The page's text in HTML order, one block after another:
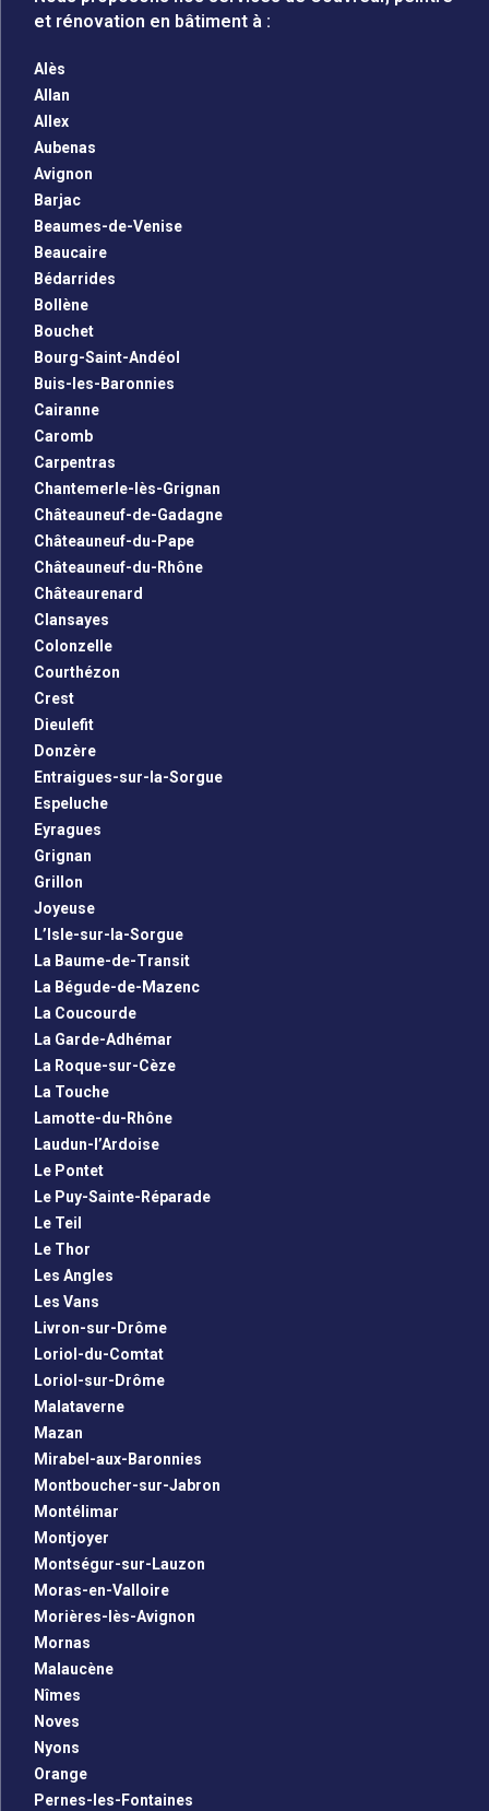
et rénovation en bâtiment à :
Alès
Allan
Allex
Aubenas
Avignon
Barjac
Beaumes-de-Venise
Beaucaire
Bédarrides
Bollène
Bouchet
Bourg-Saint-Andéol
Buis-les-Baronnies
Cairanne
Caromb
Carpentras
Chantemerle-lès-Grignan
Châteauneuf-de-Gadagne
Châteauneuf-du-Pape
Châteauneuf-du-Rhône
Châteaurenard
Clansayes
Colonzelle
Courthézon
Crest
Dieulefit
Donzère
Entraigues-sur-la-Sorgue
Espeluche
Eyragues
Grignan
Grillon
Joyeuse
L’Isle-sur-la-Sorgue
La Baume-de-Transit
La Bégude-de-Mazenc
La Coucourde
La Garde-Adhémar
La Roque-sur-Cèze
La Touche
Lamotte-du-Rhône
Laudun-l’Ardoise
Le Pontet
Le Puy-Sainte-Réparade
Le Teil
Le Thor
Les Angles
Les Vans
Livron-sur-Drôme
Loriol-du-Comtat
Loriol-sur-Drôme
Malataverne
Mazan
Mirabel-aux-Baronnies
Montboucher-sur-Jabron
Montélimar
Montjoyer
Montségur-sur-Lauzon
Moras-en-Valloire
Morières-lès-Avignon
Mornas
Malaucène
Nîmes
Noves
Nyons
Orange
Pernes-les-Fontaines